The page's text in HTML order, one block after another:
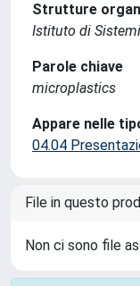
Strutture
Istituto di
Parole chiave
microplastics
Appare nelle
04.04
File in questo
Non ci sono file